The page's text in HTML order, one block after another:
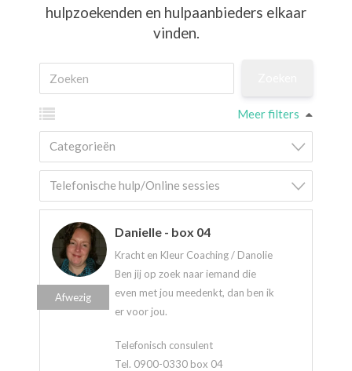
hulpzoekenden en hulpaanbieders elkaar
vinden.
Meer filters
Categorieën
Telefonische hulp/Online sessies
Danielle - box 04
Kracht en Kleur Coaching / Danolie
Ben jij op zoek naar iemand die
even met jou meedenkt, dan ben ik
er voor jou.
Telefonisch consulent
Tel. 0900-0330 box 04
Afwezig